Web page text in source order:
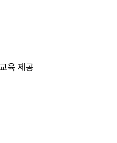
육 제공